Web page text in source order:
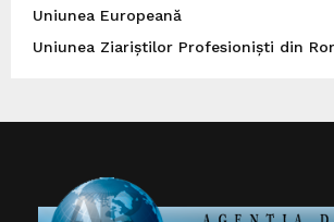
Uniunea Europeană
Uniunea Ziariștilor Profesioniști din